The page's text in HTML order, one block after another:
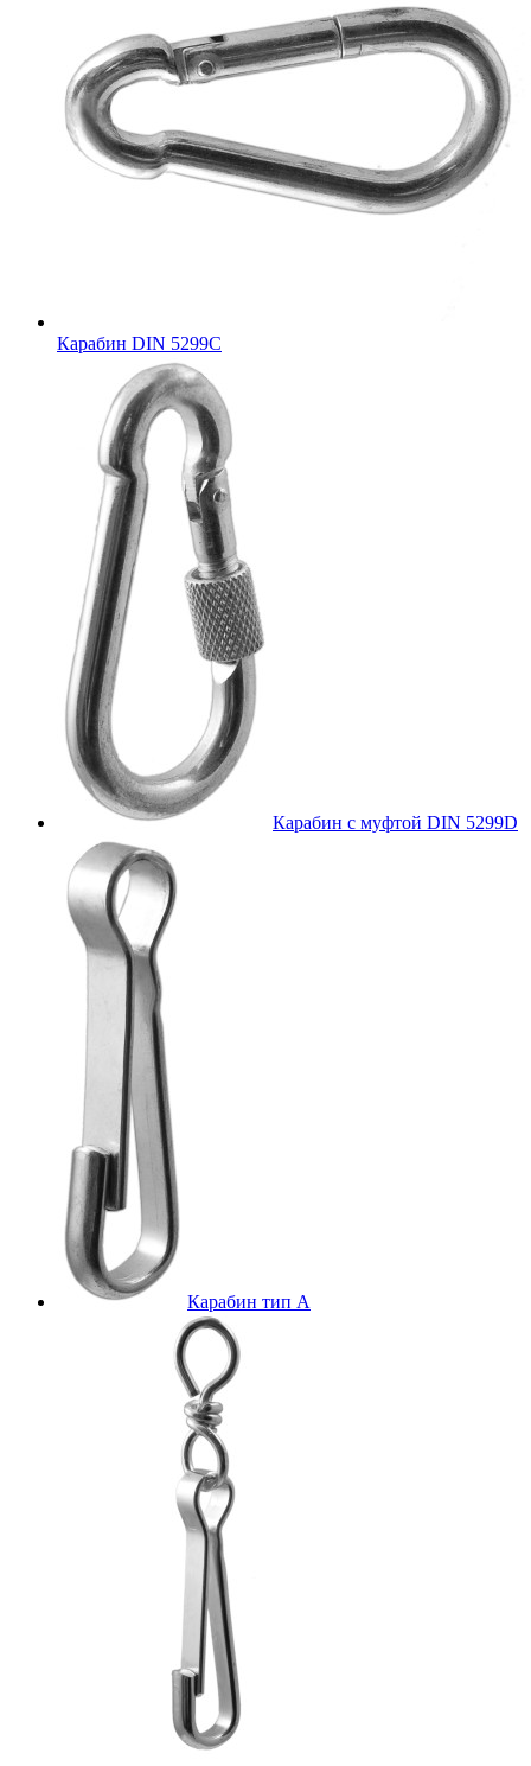
Карабин DIN 5299C
Карабин с муфтой DIN 5299D
Карабин тип А